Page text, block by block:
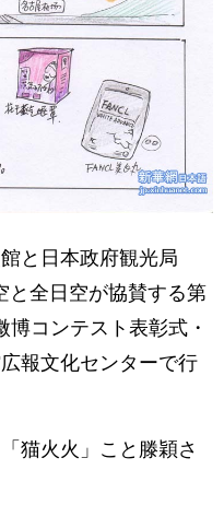
と日本政府観光局
と全日空が協賛する第
コンテスト表彰式・
報文化センターで行
猫火火」こと滕穎さ